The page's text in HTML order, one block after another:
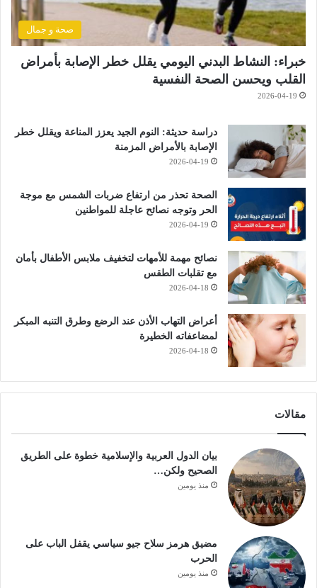
صحة و جمال
خبراء: النشاط البدني اليومي يقلل خطر الإصابة بأمراض
القلب ويحسن الصحة النفسية
2026-04-19
دراسة حديثة: النوم الجيد يعزز المناعة ويقلل خطر
الإصابة بالأمراض المزمنة
2026-04-19
الصحة تحذر من ارتفاع ضربات الشمس مع موجة
الحر وتوجه نصائح عاجلة للمواطنين
2026-04-19
نصائح مهمة للأمهات لتخفيف ملابس الأطفال بأمان
مع تقلبات الطقس
2026-04-18
أعراض التهاب الأذن عند الرضع وطرق التنبه المبكر
لمضاعفاته الخطيرة
2026-04-18
مقالات
بيان الدول العربية والإسلامية خطوة على الطريق
الصحيح ولكن…
منذ يومين
مضيق هرمز سلاح جيو سياسي يقفل الباب على
الحرب
منذ يومين